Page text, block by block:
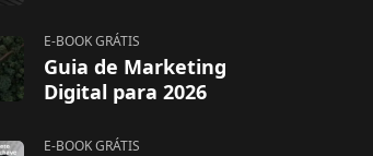
E-BOOK GRÁTIS
Guia de Marketing
Digital para 2026
E-BOOK GRÁTIS